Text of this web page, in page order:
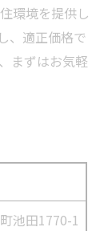
環境を提供し
、適正価格で
まずはお気軽
池田1770-1